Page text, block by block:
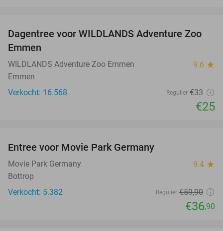
24%
Dagentree voor WILDLANDS Adventure Zoo
Emmen
WILDLANDS Adventure Zoo Emmen 9.6 star
Emmen
Verkocht: 16.568
Regulier €33
€25
Entree voor Movie Park Germany
Movie Park Germany 9.4 star
Bottrop
Verkocht: 5.382
Regulier €59,90
€36,90